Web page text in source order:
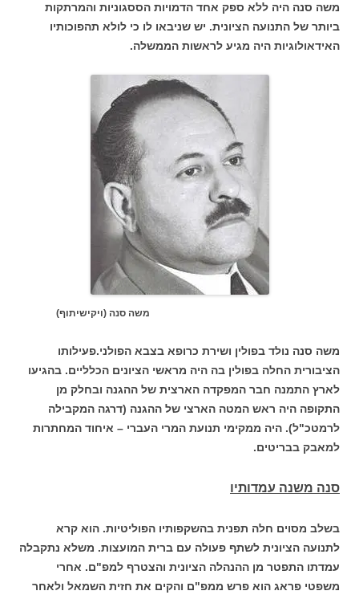
משה סנה היה ללא ספק אחד הדמויות הססגוניות והמרתקות
ביותר של התנועה הציונית. יש שניבאו לו כי לולא תהפוכותיו
האידאולוגיות היה מגיע לראשות הממשלה.
משה סנה (ויקישיתוף)
משה סנה נולד בפולין ושירת כרופא בצבא הפולני.פעילותו
הציבורית החלה בפולין בה היה מראשי הציונים הכלליים. בהגיעו
לארץ התמנה חבר המפקדה הארצית של ההגנה ובחלק מן
התקופה היה ראש המטה הארצי של ההגנה (דרגה המקבילה
לרמטכ"ל). היה ממקימי תנועת המרי העברי – איחוד המחתרות
למאבק בבריטים.
סנה משנה עמדותיו
בשלב מסוים חלה תפנית בהשקפותיו הפוליטיות. הוא קרא
לתנועה הציונית לשתף פעולה עם ברית המועצות. משלא נתקבלה
עמדתו התפטר מן ההנהלה הציונית והצטרף למפ"ם. אחרי
משפטי פראג הוא פרש ממפ"ם והקים את חזית השמאל ולאחר